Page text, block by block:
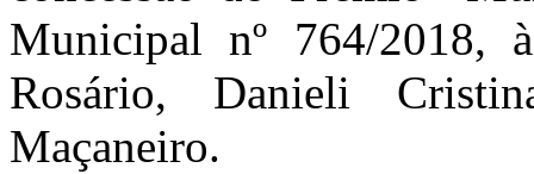
Municipal nº 764/2018,
Rosário, Danieli
Maçaneiro.